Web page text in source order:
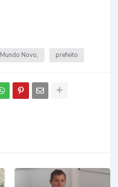
Mundo Novo prefeito